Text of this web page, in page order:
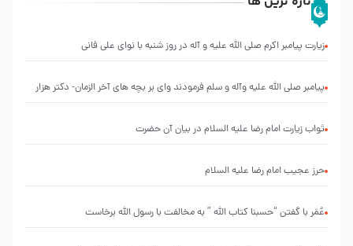
زیارت پیامبر اکرم صلی الله علیه و آله در روز شنبه با نوای علی فانی
پیامبر صلی الله علیه وآله و سلم فرمودند وای بر بچه های آخر الزمان- دکتر هزار
ثواب زیارت امام رضا علیه السلام در بیان آن حضرت
حرز عجیب امام رضا علیه السلام
عُمَر با گفتن “حسبنا كتاب اللّه ” به مخالفت با رسول اللّه برخاست